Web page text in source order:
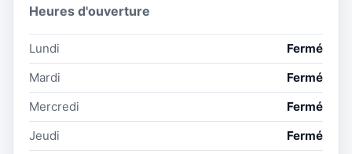
Heures d'ouverture
Lundi
Fermé
Mardi
Fermé
Mercredi
Fermé
Jeudi
Fermé